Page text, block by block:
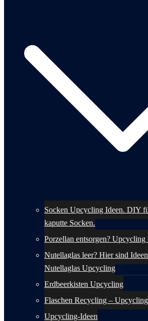
Socken Upcycling Ideen. DIY
kaputte Socken.
Porzellan entsorgen?
Nutellaglas leer? Hier sind
Nutellaglas Upcycling
Erdbeerkisten Upcycling
Flaschen Recycling –
Upcycling-Ideen